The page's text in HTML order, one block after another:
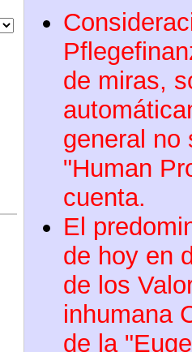
de miras,
general no
"Human
cuenta.
El
de hoy en
de los
inhumana
de la